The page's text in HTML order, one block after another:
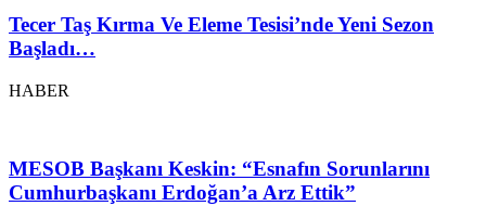
Tecer Taş Kırma Ve Eleme Tesisi’nde Yeni Sezon
Başladı…
HABER
MESOB Başkanı Keskin: “Esnafın Sorunlarını
Cumhurbaşkanı Erdoğan’a Arz Ettik”